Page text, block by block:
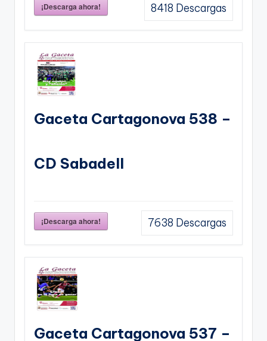
¡Descarga ahora! 8418 Descargas
Gaceta Cartagonova 538 –
CD Sabadell
¡Descarga ahora! 7638 Descargas
Gaceta Cartagonova 537 –